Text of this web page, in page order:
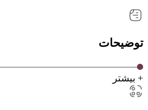
توضیحات
+ بیشتر